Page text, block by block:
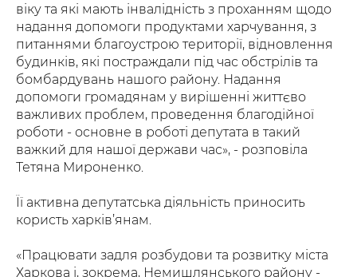
віку та які мають інвалідність з проханням щодо
надання допомоги продуктами харчування, з
питаннями благоустрою території, відновлення
будинків, які постраждали під час обстрілів та
бомбардувань нашого району. Надання
допомоги громадянам у вирішенні життєво
важливих проблем, проведення благодійної
роботи - основне в роботі депутата в такий
важкий для нашої держави час», - розповіла
Тетяна Мироненко.
Її активна депутатська діяльність приносить
користь харків’янам.
«Працювати задля розбудови та розвитку міста
Харкова і, зокрема, Немишлянського району -